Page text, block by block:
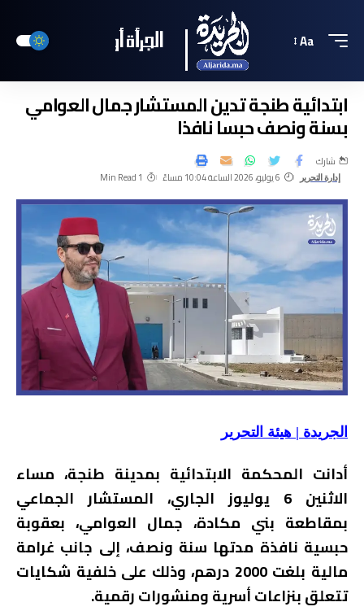
Aa
ابتدائية طنجة تدين المستشار جمال العوامي
بسنة ونصف حبسا نافذا
إدارة التحرير 6 يوليو، 2026 الساعة 10:04 مساءً 1 Min Read
شارك
الجريدة | هيئة التحرير
أدانت المحكمة الابتدائية بمدينة طنجة، مساء
الاثنين 6 يوليوز الجاري، المستشار الجماعي
بمقاطعة بني مكادة، جمال العوامي، بعقوبة
حبسية نافذة مدتها سنة ونصف، إلى جانب غرامة
مالية بلغت 2000 درهم، وذلك على خلفية شكايات
تتعلق بنزاعات أسرية ومنشورات رقمية.